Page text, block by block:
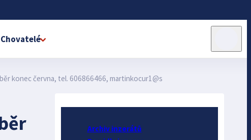
Chovatelé
konec června, tel. 606866466, martinkocur1@s
Archiv inzerátů